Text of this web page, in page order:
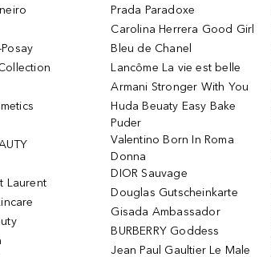
Laurent
Prada Paradoxe
Carolina Herrera Good Girl
Bleu de Chanel
Lancôme La vie est belle
Armani Stronger With You
Huda Beuaty Easy Bake
Puder
Valentino Born In Roma
Donna
DIOR Sauvage
Douglas Gutscheinkarte
Gisada Ambassador
BURBERRY Goddess
Jean Paul Gaultier Le Male